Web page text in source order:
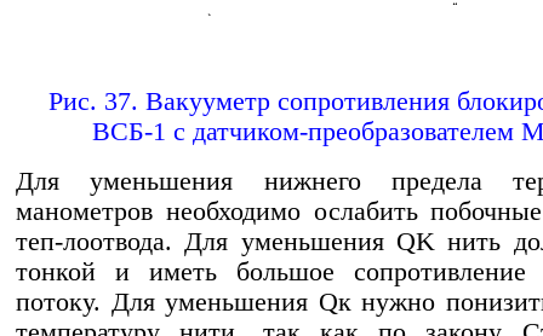
Рис. 37. Вакууметр сопротивления
ВСБ-1 с датчиком-преобразователем
Для уменьшения нижнего предела
манометров необходимо ослабить
теп-лоотвода. Для уменьшения QK нить
тонкой и иметь большое сопротивление
потоку. Для уменьшения Qк нужно